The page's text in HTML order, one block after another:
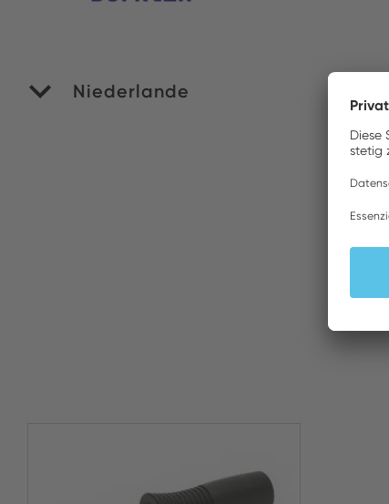
Niederlande